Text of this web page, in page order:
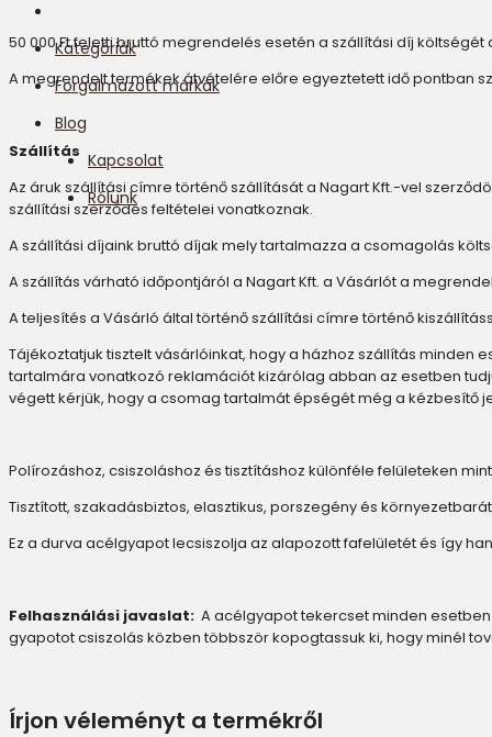
Kategóriák
Forgalmazott márkák
Blog
Kapcsolat
Rólunk
50 000 Ft feletti bruttó megrendelés esetén a szállítási díj költségét
A megrendelt termékek átvételére előre egyeztetett idő pontban
Szállítás
Az áruk szállítási címre történő szállítását a Nagart Kft.-vel
szállítási szerződés feltételei vonatkoznak.
A szállítási díjaink bruttó díjak mely tartalmazza a csomagolás
A szállítás várható időpontjáról a Nagart Kft. a Vásárlót a
A teljesítés a Vásárló által történő szállítási címre történő
Tájékoztatjuk tisztelt vásárlóinkat, hogy a házhoz szállítás
tartalmára vonatkozó reklamációt kizárólag abban az esetben
végett kérjük, hogy a csomag tartalmát épségét még a kézbesítő
Polírozáshoz, csiszoláshoz és tisztításhoz különféle felületeken
Tisztított, szakadásbiztos, elasztikus, porszegény és
Ez a durva acélgyapot lecsiszolja az alapozott fafelületét és így
Felhasználási javaslat: A acélgyapot tekercset minden
gyapotot csiszolás közben többször kopogtassuk ki, hogy minél
Írjon véleményt a termékről